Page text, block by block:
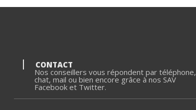
CONTACT
Nos conseillers vous répondent par téléphone,
chat, mail ou bien encore grâce à nos SAV
Facebook et Twitter.